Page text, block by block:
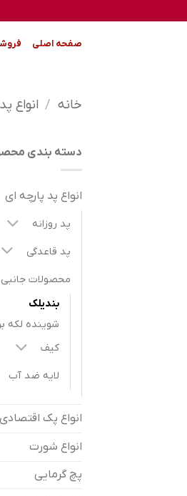
to
صفحه اصلی
خانه / انواع
دسته بندی
انواع پد پارچه ای
پد روزانه
پد قاعدگی
محصولات جانبی
بندیلک
شوینده لکه بر
کیف
لایه ضد آب
انواع پک اقتصادی
انواع شورت
پچ گرمایی